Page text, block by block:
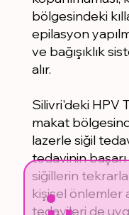
bölgesindeki
epilasyon
ve bağışıklık
alır.
Silivri'deki HPV
makat
lazerle siğil
tedavinin
siğillerin
kişisel önlemler
tedavileri de